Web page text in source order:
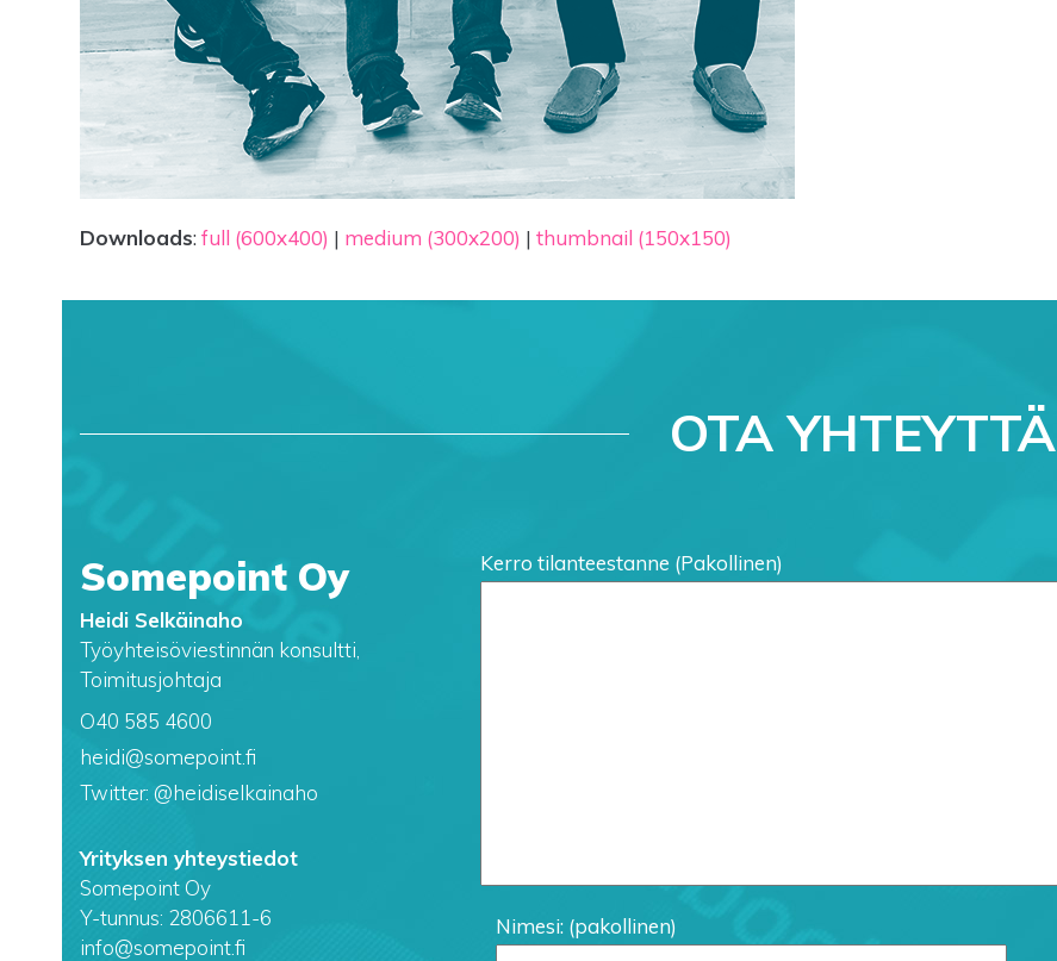
Downloads:full (600x400) | medium (300x200) |thumbnail (150x150)
OTA YHTEYTTÄ
Somepoint Oy
Heidi Selkäinaho
Työyhteisöviestinnän konsultti,
Toimitusjohtaja
O40 585 4600
heidi@somepoint.fi
Twitter: @heidiselkainaho
Yrityksen yhteystiedot
Somepoint Oy
Y-tunnus: 2806611-6
info@somepoint.fi
Kerro tilanteestanne (Pakollinen)
Nimesi: (pakollinen)